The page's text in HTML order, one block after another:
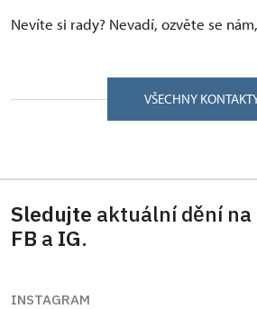
Nevíte si rady? Nevadí, ozvěte se
VŠECHNY
Sledujte aktuální dění na
FB a IG.
INSTAGRAM